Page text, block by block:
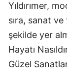
Yıldırımer,
sıra, sanat
şekilde yer
Hayatı
Güzel